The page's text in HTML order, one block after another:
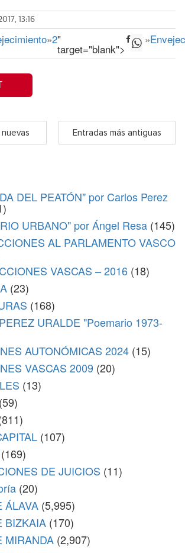
13:16
»2"
target="blank">
»
nuevas Entradas más antiguas
DEL PEATÓN" por Carlos Perez
URBANO" por Ángel Resa (145)
AL PARLAMENTO VASCO
VASCAS – 2016 (18)
(23)
(168)
URALDE "Poemario 1973-
AUTONÓMICAS 2024 (15)
VASCAS 2009 (20)
(13)
(59)
(107)
(169)
DE JUICIOS (11)
(20)
ÁLAVA (5,995)
BIZKAIA (170)
MIRANDA (2,907)